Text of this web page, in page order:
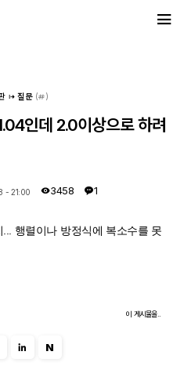
질문 ( )
인데 2.0이상으로 하려
- 21:00 3458 1
행렬이나 방정식에 복소수를 못
이 게시물을..
N